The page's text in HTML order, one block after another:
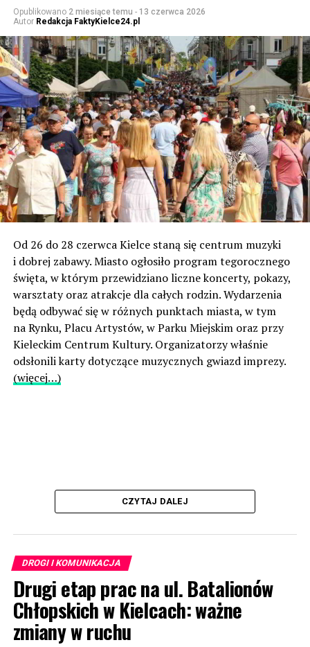
Opublikowano 2 miesiące temu - 13 czerwca 2026
Autor Redakcja FaktyKielce24.pl
Od 26 do 28 czerwca Kielce staną się centrum muzyki
i dobrej zabawy. Miasto ogłosiło program tegorocznego
święta, w którym przewidziano liczne koncerty, pokazy,
warsztaty oraz atrakcje dla całych rodzin. Wydarzenia
będą odbywać się w różnych punktach miasta, w tym
na Rynku, Placu Artystów, w Parku Miejskim oraz przy
Kieleckim Centrum Kultury. Organizatorzy właśnie
odsłonili karty dotyczące muzycznych gwiazd imprezy.
(więcej…)
CZYTAJ DALEJ
DROGI I KOMUNIKACJA
Drugi etap prac na ul. Batalionów
Chłopskich w Kielcach: ważne
zmiany w ruchu